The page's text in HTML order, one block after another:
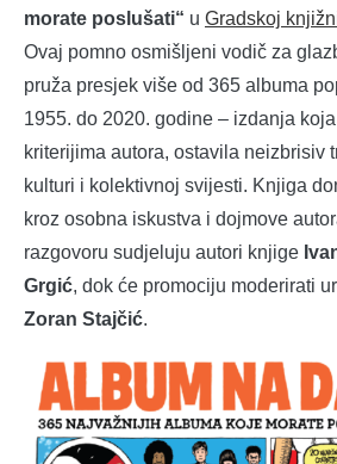
morate poslušati“ u Gradskoj
Ovaj pomno osmišljeni vodič za
pruža presjek više od 365 albuma
1955. do 2020. godine – izdanja
kriterijima autora, ostavila neizbrisiv
kulturi i kolektivnoj svijesti. Knjiga
kroz osobna iskustva i dojmove
razgovoru sudjeluju autori knjige
Grgić, dok će promociju moderirati
Zoran Stajčić.